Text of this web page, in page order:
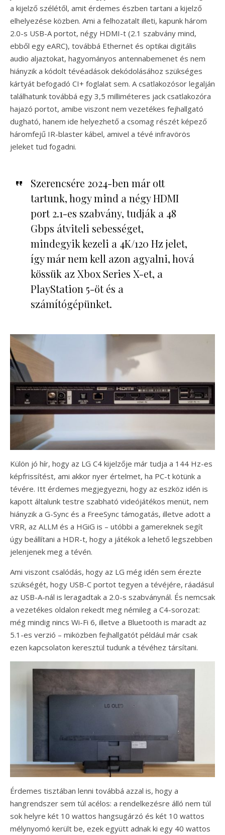
a kijelző szélétől, amit érdemes észben tartani a kijelző
elhelyezése közben. Ami a felhozatalt illeti, kapunk három
2.0-s USB-A portot, négy HDMI-t (2.1 szabvány mind,
ebből egy eARC), továbbá Ethernet és optikai digitális
audio aljaztokat, hagyományos antennabemenet és nem
hiányzik a kódolt tévéadások dekódolásához szükséges
kártyát befogadó CI+ foglalat sem. A csatlakozósor legalján
találhatunk továbbá egy 3,5 milliméteres jack csatlakozóra
hajazó portot, amibe viszont nem vezetékes fejhallgató
dugható, hanem ide helyezhető a csomag részét képező
háromfejű IR-blaster kábel, amivel a tévé infravörös
jeleket tud fogadni.
Szerencsére 2024-ben már ott
tartunk, hogy mind a négy HDMI
port 2.1-es szabvány, tudják a 48
Gbps átviteli sebességet,
mindegyik kezeli a 4K/120 Hz jelet,
így már nem kell azon agyalni, hová
kössük az Xbox Series X-et, a
PlayStation 5-öt és a
számítógépünket.
Külön jó hír, hogy az LG C4 kijelzője már tudja a 144 Hz-es
képfrissítést, ami akkor nyer értelmet, ha PC-t kötünk a
tévére. Itt érdemes megjegyezni, hogy az eszköz idén is
kapott általunk testre szabható videójátékos menüt, nem
hiányzik a G-Sync és a FreeSync támogatás, illetve adott a
VRR, az ALLM és a HGiG is – utóbbi a gamereknek segít
úgy beállítani a HDR-t, hogy a játékok a lehető legszebben
jelenjenek meg a tévén.
Ami viszont csalódás, hogy az LG még idén sem érezte
szükségét, hogy USB-C portot tegyen a tévéjére, ráadásul
az USB-A-nál is leragadtak a 2.0-s szabványnál. És nemcsak
a vezetékes oldalon rekedt meg némileg a C4-sorozat:
még mindig nincs Wi-Fi 6, illetve a Bluetooth is maradt az
5.1-es verzió – miközben fejhallgatót például már csak
ezen kapcsolaton keresztül tudunk a tévéhez társítani.
Érdemes tisztában lenni továbbá azzal is, hogy a
hangrendszer sem túl acélos: a rendelkezésre álló nem túl
sok helyre két 10 wattos hangsugárzó és két 10 wattos
mélynyomó került be, ezek együtt adnak ki egy 40 wattos